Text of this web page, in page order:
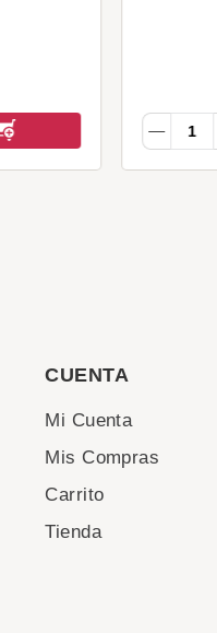
CUENTA
Mi Cuenta
Mis Compras
Carrito
Tienda